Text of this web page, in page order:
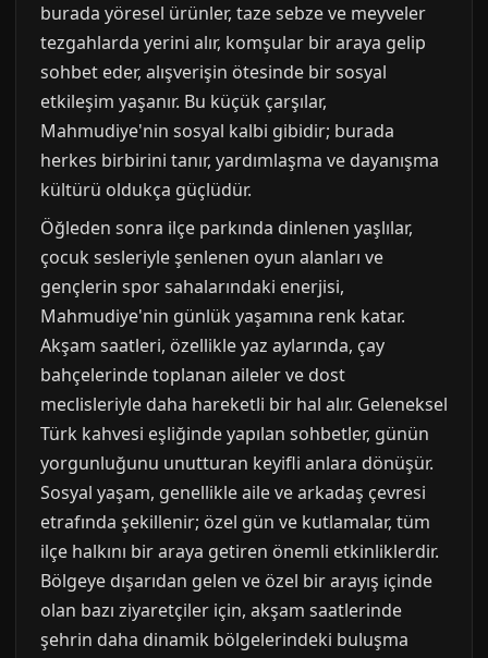
burada yöresel ürünler, taze sebze ve meyveler
tezgahlarda yerini alır, komşular bir araya gelip
sohbet eder, alışverişin ötesinde bir sosyal
etkileşim yaşanır. Bu küçük çarşılar,
Mahmudiye'nin sosyal kalbi gibidir; burada
herkes birbirini tanır, yardımlaşma ve dayanışma
kültürü oldukça güçlüdür.
Öğleden sonra ilçe parkında dinlenen yaşlılar,
çocuk sesleriyle şenlenen oyun alanları ve
gençlerin spor sahalarındaki enerjisi,
Mahmudiye'nin günlük yaşamına renk katar.
Akşam saatleri, özellikle yaz aylarında, çay
bahçelerinde toplanan aileler ve dost
meclisleriyle daha hareketli bir hal alır. Geleneksel
Türk kahvesi eşliğinde yapılan sohbetler, günün
yorgunluğunu unutturan keyifli anlara dönüşür.
Sosyal yaşam, genellikle aile ve arkadaş çevresi
etrafında şekillenir; özel gün ve kutlamalar, tüm
ilçe halkını bir araya getiren önemli etkinliklerdir.
Bölgeye dışarıdan gelen ve özel bir arayış içinde
olan bazı ziyaretçiler için, akşam saatlerinde
şehrin daha dinamik bölgelerindeki buluşma